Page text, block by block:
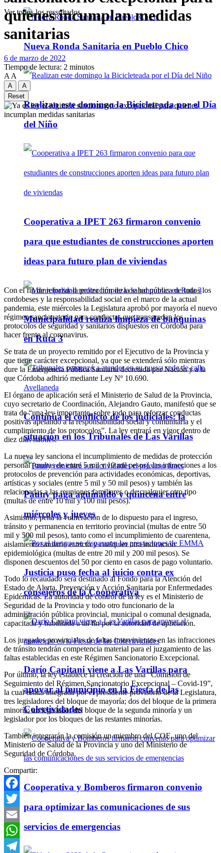
Nueva Ronda Sanitaria en Pueblo Chico
Realizan este domingo la Bicicleteada por el Día
del Niño
Cooperativa a IPET 263 firmaron convenio
para que estudiantes de construcciones aporten
ideas para futuro plan de viviendas
Municipalidad realiza limpieza de banquinas
en Ruta 3
Continúa el conflicto de los judiciales: la
situación en los Tribunales de Las Varillas
Pauny paga aguinaldo y quincena entre
miércoles y jueves
Justicia puso fecha al juicio contra ex
consejeros de la Cooperativa
Darío Capitani viene a Las Varillas para
apoyar al municipio en la Fiesta de las
Colectividades
Cooperativa y Bomberos firmaron convenio
para optimizar las comunicaciones de sus
servicios de emergencias
Ver todos los ressultados
quienes incumplan medidas
sanitarias
6 de marzo de 2022
Tiempo de lectura: 2 minutos
A A
A
A
Reset
Con el fin de reforzar la protección de la salud pública de todos los
cordobeses y la responsabilidad social en el marco de la actual
pandemia, este miércoles la Legislatura aprobó por mayoría el nuevo
régimen sancionatorio para conductas que transgredan los
protocolos de seguridad y sanitarios dispuestos en Córdoba para
hacer frente al coronavirus.
Se trata de un proyecto remitido por el Ejecutivo de la Provincia y
que tiene carácter excepcional, ya que se extenderá sólo mientras
dure la Emergencia Pública Sanitaria decretada por Nación y a la
que Córdoba adhirió mediante Ley Nº 10.690.
El órgano de aplicación será el Ministerio de Salud de la Provincia,
cuyo secretario de Coordinación, Alejandro Gauto, manifestó que se
trata de “una ley importante, sobre todo para reforzar conductas
positivas apelando a la responsabilidad social y comunitaria y el
cumplimiento de los protocolos”. La ley entrará en vigor dentro de
diez días hábiles.
La nueva ley sanciona el incumplimiento de medidas de protección
personal (multas de entre 5 mil y 10 mil pesos), las infracciones a los
protocolos de prevención para actividades económicas, deportivas,
artísticas y sociales (entre 5 mil y 50 mil pesos) y también las
relacionadas a las reuniones familiares o de cualquier otro tipo
(multas de entre 10 mil y 100 mil pesos).
Asimismo, pena la vulneración de lo dispuesto para el ingreso,
tránsito y permanencia en territorio provincial (multas de entre 50
mil y 500 mil pesos), tanto como el incumplimiento de cuarentena,
aislamiento sanitario estricto y cualquier otra indicación
epidemiológica (multas de entre 20 mil y 200 mil pesos). Se
disponen descuentos del 50 por ciento en casos de pago voluntario.
Todo lo recaudado será destinado al Fondo para la Atención del
Estado de Alerta, Prevención y Acción Sanitaria por Enfermedades
Epidémicas. La autoridad de control de la ley es el Ministerio de
Seguridad de la Provincia y todo otro funcionario de la
administración pública provincial, municipal o comunal designada,
capacitada y habilitada a tal fin por la autoridad de aplicación.
Los juzgados provinciales de faltas intervinientes en las infracciones
de tránsito tendrán competencia material para el juzgamiento de las
faltas establecidas en este Régimen Sancionatorio Excepcional.
Por último, la ley establece la creación de una “Comisión de
Seguimiento del Régimen Sancionatorio Excepcional – Covid-19”,
la cual estará integrada por el presidente provisorio de la Legislatura,
tres legisladores del bloque de mayoría; dos del bloque de la primera
minoría; un legislador del bloque de la segunda minoría y un
legislador por los bloques de las restantes minorías.
También integrarán la comisión un miembro del COE, uno del
Ministerio de Salud de la Provincia y uno del Ministerio de
Seguridad de Córdoba.
Compartir:
Facebook
Twitter
Email
WhatsApp